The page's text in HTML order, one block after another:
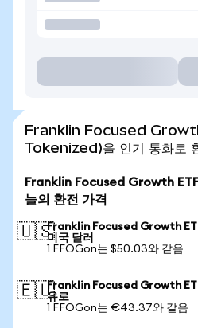
Franklin Focused
Tokenized)을 인기 통화로
Franklin Focused Growth
늘의 환전 가격
🇺🇸Franklin Focused Growth
미국 달러
1 FFOGon는 $50.03와 같음
🇪🇺Franklin Focused Growth
유로
1 FFOGon는 €43.37와 같음